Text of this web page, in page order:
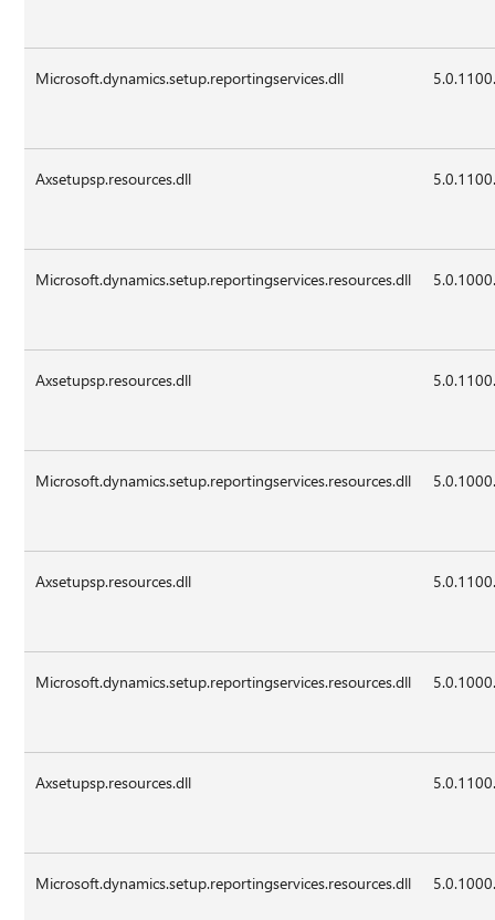
Microsoft.dynamics.setup.reportingservices.dll
Axsetupsp.resources.dll
Microsoft.dynamics.setup.reportingservices.resources.dll
Axsetupsp.resources.dll
Microsoft.dynamics.setup.reportingservices.resources.dll
Axsetupsp.resources.dll
Microsoft.dynamics.setup.reportingservices.resources.dll
Axsetupsp.resources.dll
Microsoft.dynamics.setup.reportingservices.resources.dll